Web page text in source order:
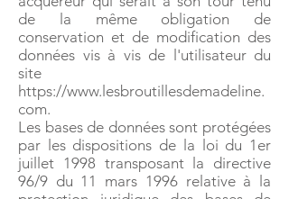
de la même obligation de
conservation et de modification des
données vis à vis de l'utilisateur du
site
https://www.lesbroutillesdemadeline.
com.
Les bases de données sont protégées
par les dispositions de la loi du 1er
juillet 1998 transposant la directive
96/9 du 11 mars 1996 relative à la